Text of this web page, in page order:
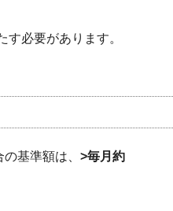
す必要があります。
基準額は、 >毎月約